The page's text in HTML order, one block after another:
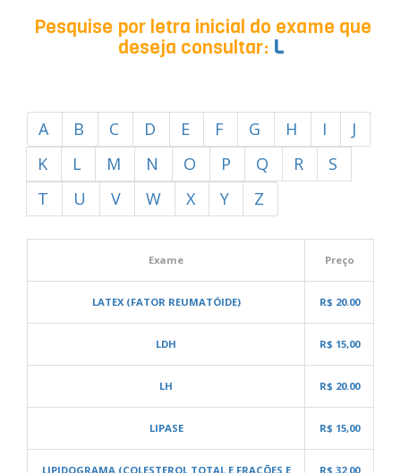
Pesquise por letra inicial do exame que
deseja consultar: L
A B C D E F G H I
J
K
L M N O P Q R
S
T
U V W X Y Z
Exame Preço
LATEX (FATOR REUMATÓIDE) R$ 20.00
LDH R$ 15,00
LH R$ 20.00
LIPASE R$ 15,00
LIPIDOGRAMA (COLESTEROL TOTAL E FRAÇÕES E
R$ 32.00